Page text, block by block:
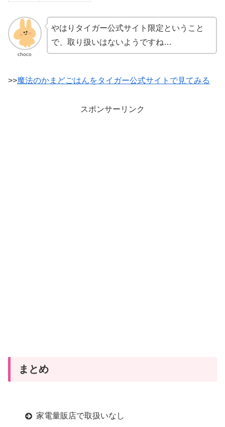
choco
やはりタイガー公式サイト限定ということ
で、取り扱いはないようですね…
>>魔法のかまどごはんをタイガー公式サイトで見てみる
スポンサーリンク
まとめ
家電量販店で取扱いなし